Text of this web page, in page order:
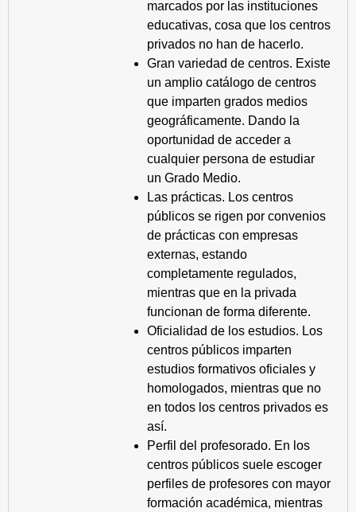
marcados por las instituciones
educativas, cosa que los centros
privados no han de hacerlo.
Gran variedad de centros. Existe
un amplio catálogo de centros
que imparten grados medios
geográficamente. Dando la
oportunidad de acceder a
cualquier persona de estudiar
un Grado Medio.
Las prácticas. Los centros
públicos se rigen por convenios
de prácticas con empresas
externas, estando
completamente regulados,
mientras que en la privada
funcionan de forma diferente.
Oficialidad de los estudios. Los
centros públicos imparten
estudios formativos oficiales y
homologados, mientras que no
en todos los centros privados es
así.
Perfil del profesorado. En los
centros públicos suele escoger
perfiles de profesores con mayor
formación académica, mientras